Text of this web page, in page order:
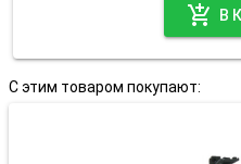
add_shopping_cart
В
С этим товаром покупают: